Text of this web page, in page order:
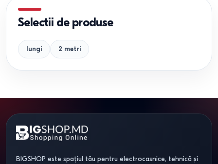
Selectii de produse
lungi 2 metri
BIGSHOP este spațiul tău pentru electrocasnice, tehnică și